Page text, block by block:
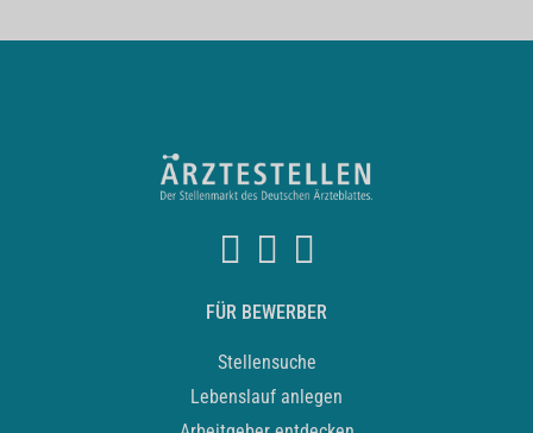
FÜR BEWERBER
Stellensuche
Lebenslauf anlegen